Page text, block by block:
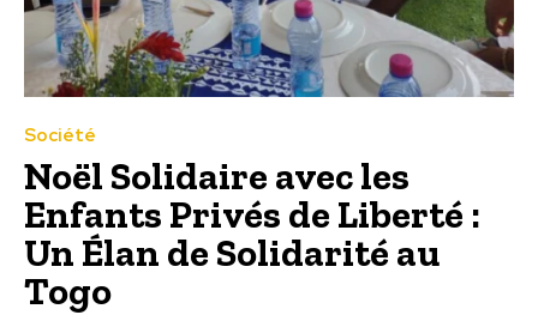
Société
Noël Solidaire avec les
Enfants Privés de Liberté :
Un Élan de Solidarité au
Togo